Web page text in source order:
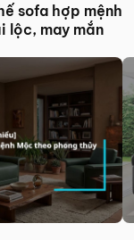
sofa hợp mệnh
lộc, may mắn